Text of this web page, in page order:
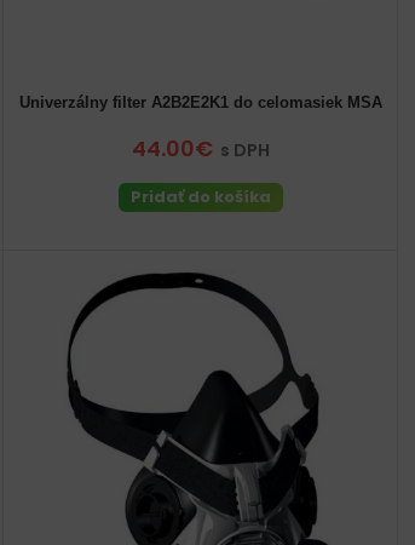
Univerzálny filter A2B2E2K1 do celomasiek MSA
44.00€ s DPH
Pridať do košíka